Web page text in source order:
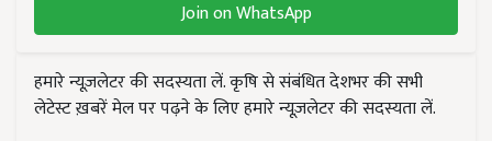
Join on WhatsApp
हमारे न्यूज़लेटर की सदस्यता लें. कृषि से संबंधित देशभर की सभी
लेटेस्ट ख़बरें मेल पर पढ़ने के लिए हमारे न्यूज़लेटर की सदस्यता लें.